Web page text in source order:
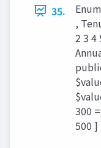
35.
,
2 3 4
300
500 ]